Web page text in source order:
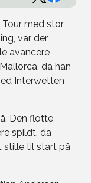
med stor
var der
avancere
da han
Interwetten
Den flotte
spildt, da
stille til start på